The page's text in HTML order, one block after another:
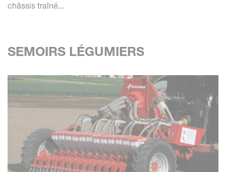
châssis traîné...
SEMOIRS LÉGUMIERS